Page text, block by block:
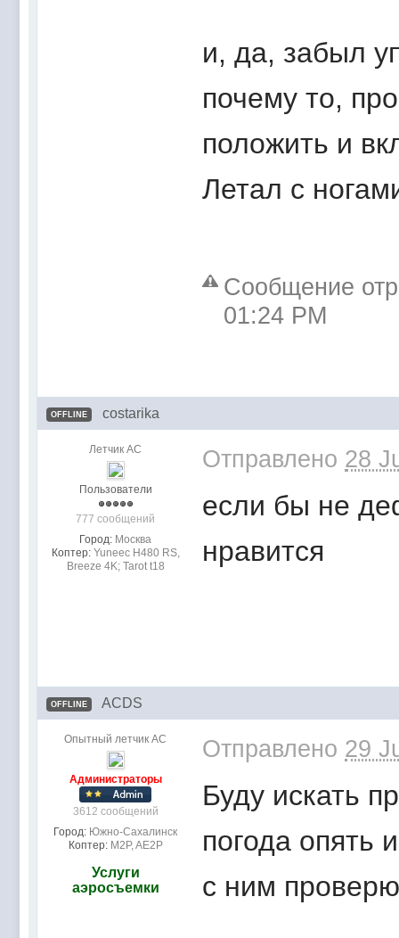
и, да, забыл
почему то,
положить и
Летал с
Сообщение
01:24 PM
OFFLINE costarika
Летчик АС
Пользователи
777 сообщений
Город: Москва
Коптер: Yuneec H480 RS,
Breeze 4K; Tarot t18
Отправлено 28
если бы не
нравится
OFFLINE ACDS
Опытный летчик АС
Администраторы
3612 сообщений
Город: Южно-Сахалинск
Коптер: M2P, AE2P
Услуги
аэросъемки
Отправлено 29
Буду искать
погода опять
с ним